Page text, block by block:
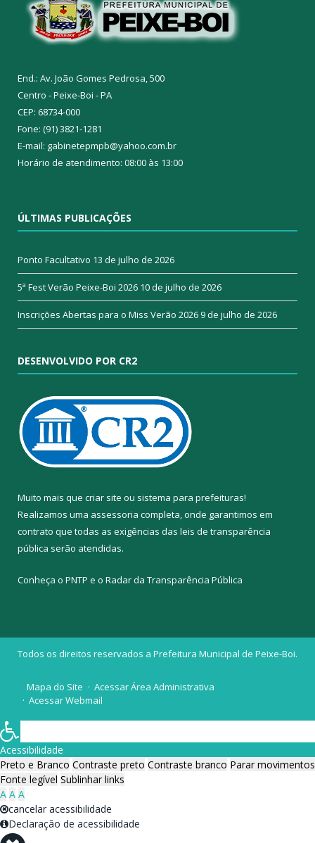
End.: Av. João Gomes Pedrosa, 500
Centro - Peixe-Boi - PA
CEP: 68734-000
Fone: (91) 3821-1281
E-mail: gabinetepmpb@yahoo.com.br
Horário de atendimento: 08:00 às 13:00
ÚLTIMAS PUBLICAÇÕES
Ponto Facultativo 13 de julho de 2026
5ª Fest Verão Peixe-Boi 2026 10 de julho de 2026
Inscrições Abertas para o Miss Verão 20269 de julho de 2026
DESENVOLVIDO POR CR2
Muito mais que criar site ou sistema para prefeituras!
Realizamos uma assessoria completa, onde garantimos em
contrato que todas as exigências das leis de transparência
pública serão atendidas.
Conheça o PNTP e o Radar da Transparência Pública
Todos os direitos reservados a Prefeitura Municipal de Peixe-Boi.
Mapa do Site
Acessar Área Administrativa
Acessar Webmail
Acessibilidade
Preto e Branco Contraste preto Contraste branco Parar movimentos
Fonte legível Sublinhar links
A A A
cancelar acessibilidade
Declaração de acessibilidade